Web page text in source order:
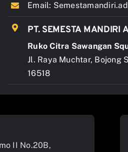
Email:
PT. SEMESTA MANDIRI
Ruko Citra Sawangan
Jl. Raya Muchtar, Bojong
16518
II No.20B,